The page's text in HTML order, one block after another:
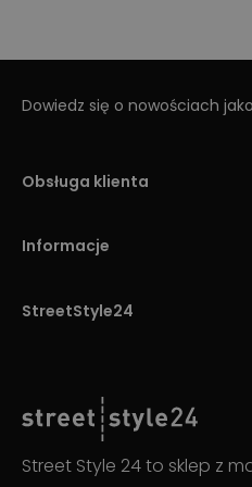
Dowiedz się o nowościach
Obsługa klienta
Informacje
StreetStyle24
Street Style 24 to sklep z